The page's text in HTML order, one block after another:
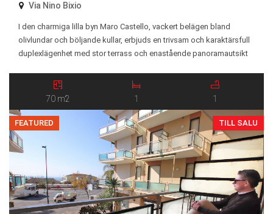
Via Nino Bixio
I den charmiga lilla byn Maro Castello, vackert belägen bland
olivlundar och böljande kullar, erbjuds en trivsam och karaktärsfull
duplexlägenhet med stor terrass och enastående panoramautsikt
fördelad över tre våningsplan och säljs fullt möblerad samt
inflyttningsklar, vilket gör den idealisk både som semesterbostad,
70 m2 1 1
FEATURED TILL SALU